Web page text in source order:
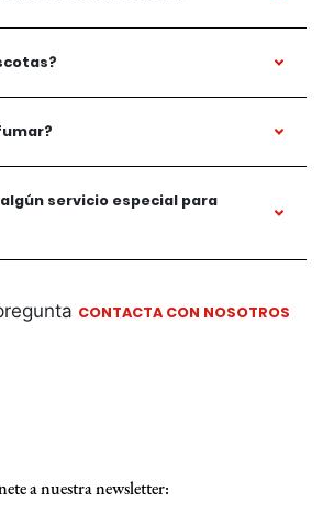
servicio especial para
CONTACTA CON NOSOTROS
a nuestra newsletter: